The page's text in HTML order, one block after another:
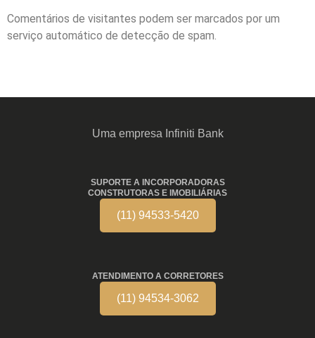
Comentários de visitantes podem ser marcados por um
serviço automático de detecção de spam.
Uma empresa Infiniti Bank
SUPORTE A INCORPORADORAS
CONSTRUTORAS E IMOBILIÁRIAS
(11) 94533-5420
ATENDIMENTO A CORRETORES
(11) 94534-3062